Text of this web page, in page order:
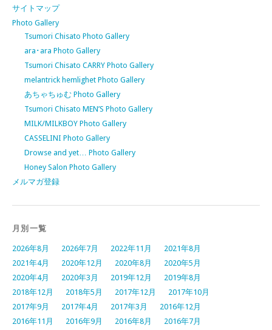
サイトマップ
Photo Gallery
Tsumori Chisato Photo Gallery
ara･ara Photo Gallery
Tsumori Chisato CARRY Photo Gallery
melantrick hemlighet Photo Gallery
あちゃちゅむ Photo Gallery
Tsumori Chisato MEN’S Photo Gallery
MILK/MILKBOY Photo Gallery
CASSELINI Photo Gallery
Drowse and yet… Photo Gallery
Honey Salon Photo Gallery
メルマガ登録
月別一覧
2026年8月 2026年7月 2022年11月
2021年8月
2021年4月
2020年12月 2020年8月
2020年5月
2020年4月
2020年3月 2019年12月
2019年8月
2018年12月
2018年5月 2017年12月
2017年10月
2017年9月
2017年4月 2017年3月
2016年12月
2016年11月
2016年9月 2016年8月
2016年7月